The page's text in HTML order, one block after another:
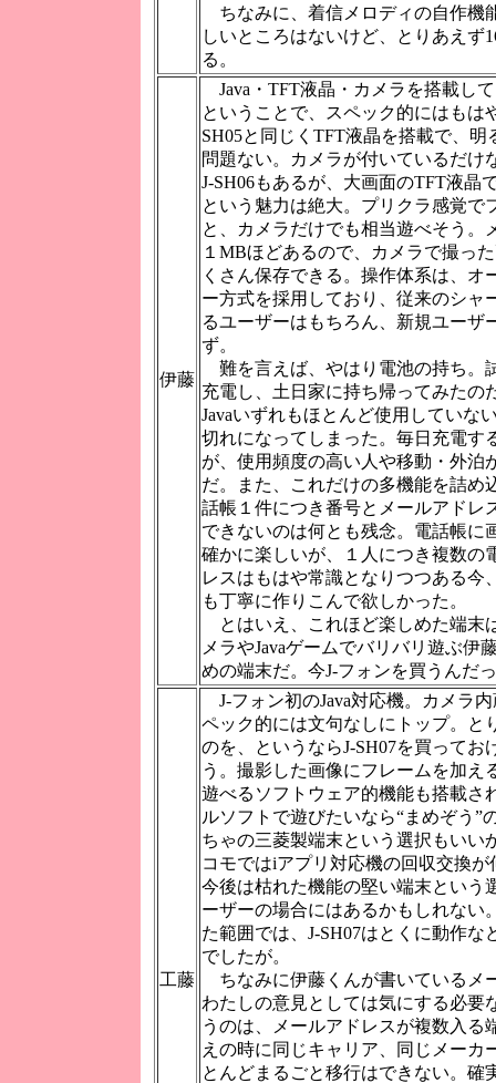
ちなみに、着信メロディの自作機
しいところはないけど、とりあえず
る。
伊藤
Java・TFT液晶・カメラを搭載し
ということで、スペック的にはもは
SH05と同じくTFT液晶を搭載で、
問題ない。カメラが付いているだけ
J-SH06もあるが、大画面のTFT液晶
という魅力は絶大。プリクラ感覚で
と、カメラだけでも相当遊べそう。
１MBほどあるので、カメラで撮っ
くさん保存できる。操作体系は、オ
ー方式を採用しており、従来のシャ
るユーザーはもちろん、新規ユーザ
ず。
難を言えば、やはり電池の持ち。
充電し、土日家に持ち帰ってみたの
Javaいずれもほとんど使用していな
切れになってしまった。毎日充電す
が、使用頻度の高い人や移動・外泊
だ。また、これだけの多機能を詰め
話帳１件につき番号とメールアドレ
できないのは何とも残念。電話帳に
確かに楽しいが、１人につき複数の
レスはもはや常識となりつつある今
も丁寧に作りこんで欲しかった。
とはいえ、これほど楽しめた端末
メラやJavaゲームでバリバリ遊ぶ伊
めの端末だ。今J-フォンを買うんだ
工藤
J-フォン初のJava対応機。カメラ
ペック的には文句なしにトップ。と
のを、というならJ-SH07を買ってお
う。撮影した画像にフレームを加え
遊べるソフトウェア的機能も搭載さ
ルソフトで遊びたいなら“まめぞう”
ちゃの三菱製端末という選択もいい
コモではiアプリ対応機の回収交換
今後は枯れた機能の堅い端末という
ーザーの場合にはあるかもしれない
た範囲では、J-SH07はとくに動作な
でしたが。
ちなみに伊藤くんが書いているメ
わたしの意見としては気にする必要
うのは、メールアドレスが複数入る
えの時に同じキャリア、同じメーカ
とんどまるごと移行はできない。確